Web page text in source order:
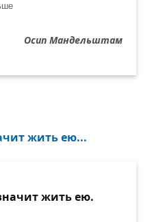
Осип Мандельштам
жить ею...
жить ею.